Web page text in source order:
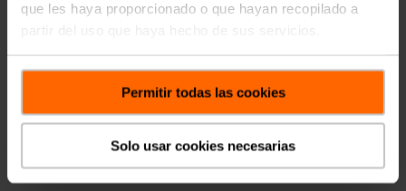
que les haya proporcionado o que hayan recopilado a
Permitir todas las cookies
Solo usar cookies necesarias
ZoneTight™ (QCV), DN 1" [25], 2 vías, Cv 8.2
Agregar al
de proyectos
Compartir